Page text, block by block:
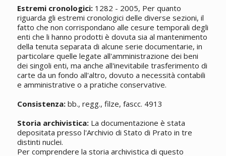
Estremi cronologici:1282 - 2005, Per quanto
riguarda gli estremi cronologici delle diverse sezioni, il
fatto che non corrispondano alle cesure temporali degli
enti che li hanno prodotti è dovuta sia al mantenimento
della tenuta separata di alcune serie documentarie, in
particolare quelle legate all'amministrazione dei beni
dei singoli enti, ma anche all'inevitabile trasferimento di
carte da un fondo all'altro, dovuto a necessità contabili
e amministrative o a pratiche conservative.
Consistenza:bb., regg., filze, fascc. 4913
Storia archivistica:La documentazione è stata
depositata presso l'Archivio di Stato di Prato in tre
distinti nuclei.
Per comprendere la storia archivistica di questo